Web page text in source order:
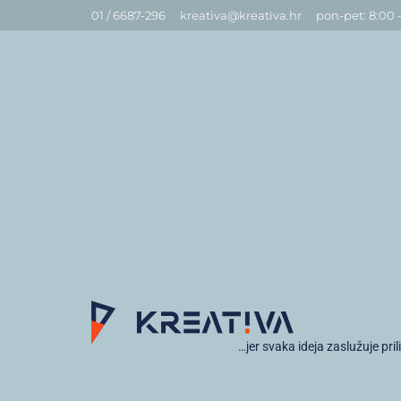
01 / 6687-296 kreativa@kreativa.hr pon-pet: 8:00
…jer svaka ideja zaslužuje